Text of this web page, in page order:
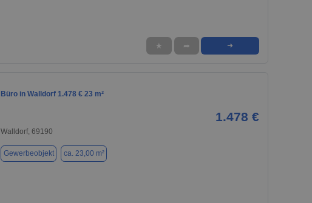
★ ➦ ➜
Büro in Walldorf 1.478 € 23 m²
1.478 €
Walldorf, 69190
Gewerbeobjekt ca. 23,00 m²